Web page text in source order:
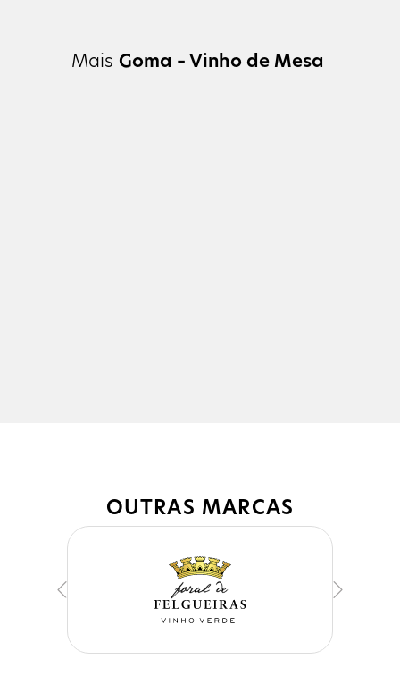
Mais Goma – Vinho de Mesa
OUTRAS MARCAS